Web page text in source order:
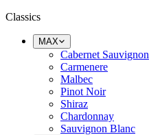
Classics
MAX
Cabernet Sauvignon
Carmenere
Malbec
Pinot Noir
Shiraz
Chardonnay
Sauvignon Blanc